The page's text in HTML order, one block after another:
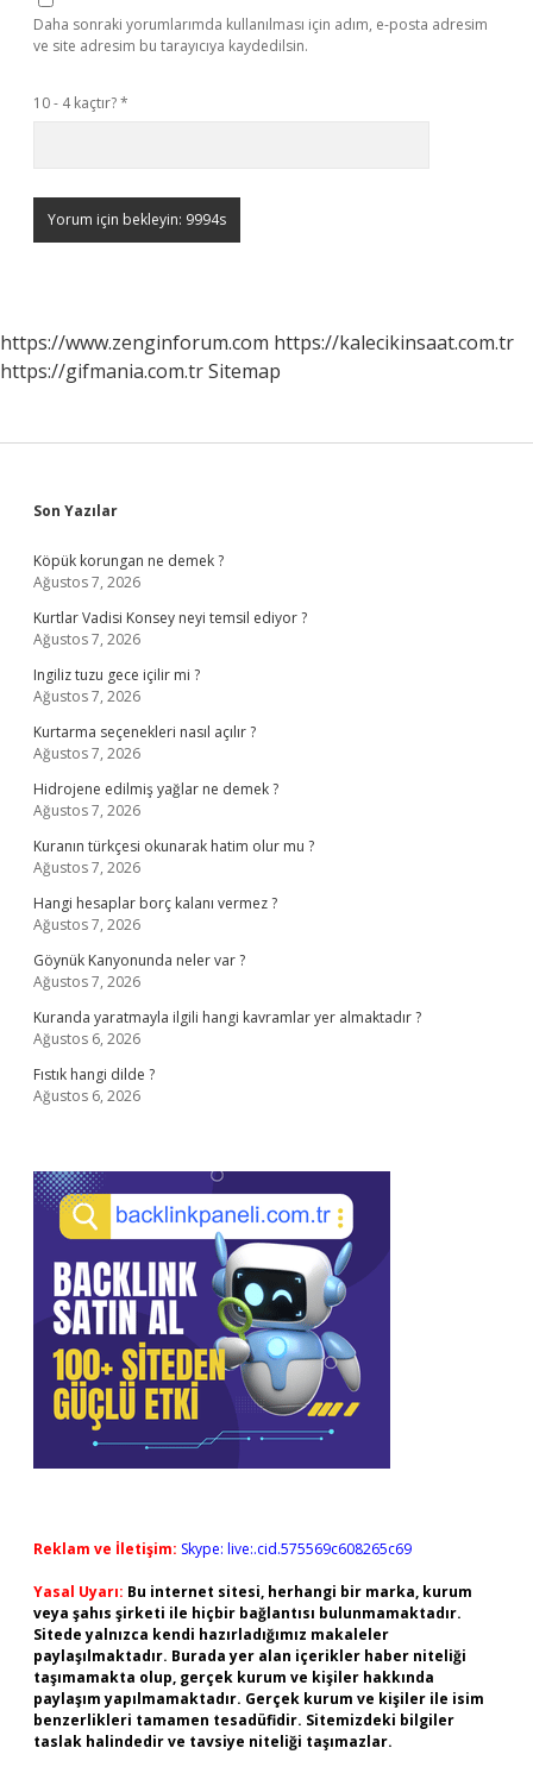
Daha sonraki yorumlarımda kullanılması için adım, e-posta adresim
ve site adresim bu tarayıcıya kaydedilsin.
10 - 4 kaçtır?*
https://www.zenginforum.com https://kalecikinsaat.com.tr
https://gifmania.com.trSitemap
Sidebar
Son Yazılar
Köpük korungan ne demek ?
Ağustos 7, 2026
Kurtlar Vadisi Konsey neyi temsil ediyor ?
Ağustos 7, 2026
Ingiliz tuzu gece içilir mi ?
Ağustos 7, 2026
Kurtarma seçenekleri nasıl açılır ?
Ağustos 7, 2026
Hidrojene edilmiş yağlar ne demek ?
Ağustos 7, 2026
Kuranın türkçesi okunarak hatim olur mu ?
Ağustos 7, 2026
Hangi hesaplar borç kalanı vermez ?
Ağustos 7, 2026
Göynük Kanyonunda neler var ?
Ağustos 7, 2026
Kuranda yaratmayla ilgili hangi kavramlar yer almaktadır ?
Ağustos 6, 2026
Fıstık hangi dilde ?
Ağustos 6, 2026
Reklam ve İletişim: Skype: live:.cid.575569c608265c69
Yasal Uyarı: Bu internet sitesi, herhangi bir marka, kurum
veya şahıs şirketi ile hiçbir bağlantısı bulunmamaktadır.
Sitede yalnızca kendi hazırladığımız makaleler
paylaşılmaktadır. Burada yer alan içerikler haber niteliği
taşımamakta olup, gerçek kurum ve kişiler hakkında
paylaşım yapılmamaktadır. Gerçek kurum ve kişiler ile isim
benzerlikleri tamamen tesadüfidir. Sitemizdeki bilgiler
taslak halindedir ve tavsiye niteliği taşımazlar.